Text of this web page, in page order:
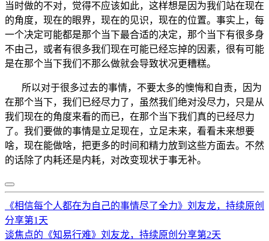
当时做的不对，觉得不应该如此，这样想是因为我们站在现在
的角度，现在的眼界，现在的见识，现在的位置。事实上，每
一个决定可能都是那个当下最合适的决定，那个当下有很多身
不由己，或者有很多我们现在可能已经忘掉的因素，很有可能
是在那个当下我们不那么做就会导致状况更糟糕。
所以对于很多过去的事情，不要太多的懊悔和自责，因为
在那个当下，我们已经尽力了，虽然我们绝对没尽力，只是从
我们现在的角度来看的而已，在那个当下我们真的已经尽力
了。我们要做的事情是立足现在，立足未来，看看未来想要
啥，现在能做啥，把更多的时间和精力放到这些方面去。不然
的话除了内耗还是内耗，对改变现状于事无补。
《相信每个人都在为自己的事情尽了全力》刘友龙，持续原创
分享第1天
谈焦点的《知易行难》刘友龙，持续原创分享第2天